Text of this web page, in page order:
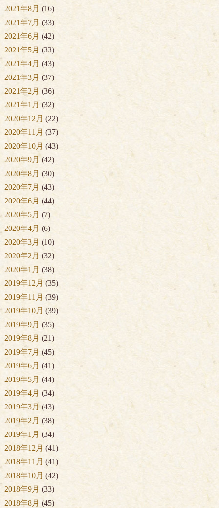
2021年8月 (16)
2021年7月 (33)
2021年6月 (42)
2021年5月 (33)
2021年4月 (43)
2021年3月 (37)
2021年2月 (36)
2021年1月 (32)
2020年12月 (22)
2020年11月 (37)
2020年10月 (43)
2020年9月 (42)
2020年8月 (30)
2020年7月 (43)
2020年6月 (44)
2020年5月 (7)
2020年4月 (6)
2020年3月 (10)
2020年2月 (32)
2020年1月 (38)
2019年12月 (35)
2019年11月 (39)
2019年10月 (39)
2019年9月 (35)
2019年8月 (21)
2019年7月 (45)
2019年6月 (41)
2019年5月 (44)
2019年4月 (34)
2019年3月 (43)
2019年2月 (38)
2019年1月 (34)
2018年12月 (41)
2018年11月 (41)
2018年10月 (42)
2018年9月 (33)
2018年8月 (45)